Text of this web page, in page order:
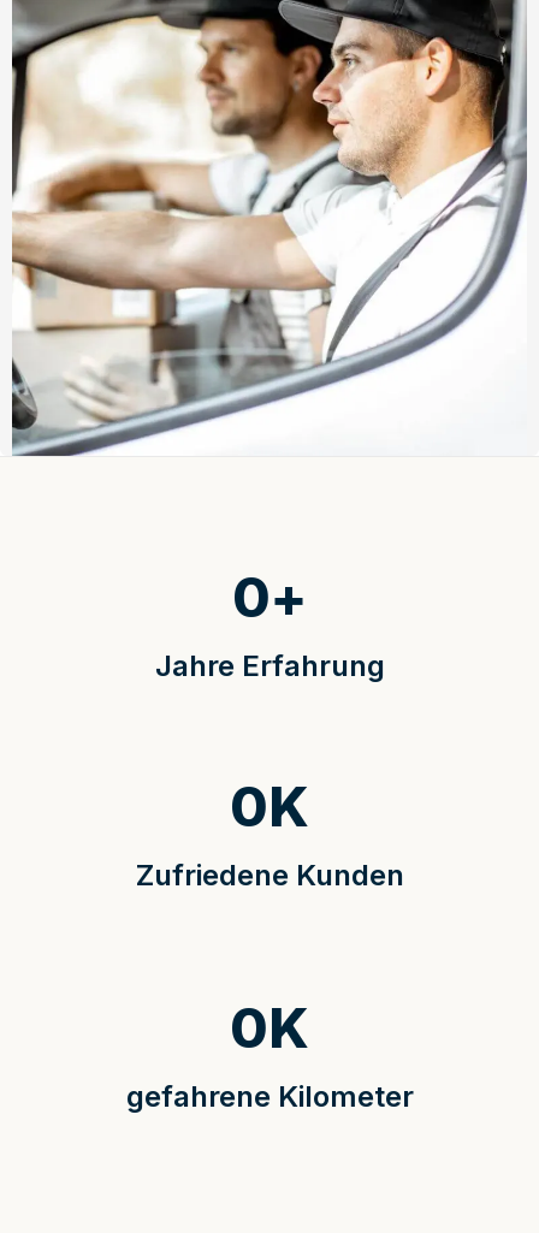
Jahre Erfahrung
0+
Zufriedene Kunden
0K
gefahrene Kilometer
0K